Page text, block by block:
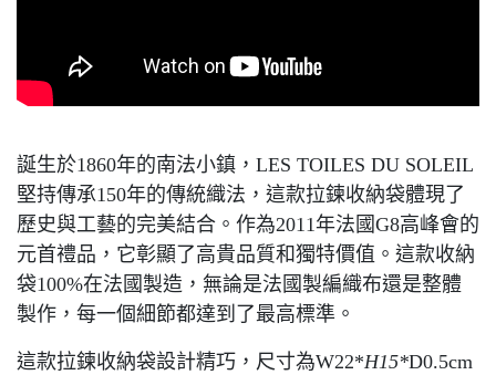
誕生於1860年的南法小鎮，LES TOILES DU SOLEIL
堅持傳承150年的傳統織法，這款拉鍊收納袋體現了
歷史與工藝的完美結合。作為2011年法國G8高峰會的
元首禮品，它彰顯了高貴品質和獨特價值。這款收納
袋100%在法國製造，無論是法國製編織布還是整體
製作，每一個細節都達到了最高標準。
這款拉鍊收納袋設計精巧，尺寸為W22*H15*D0.5cm